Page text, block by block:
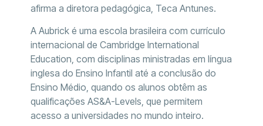
afirma a diretora pedagógica, Teca Antunes.
A Aubrick é uma escola brasileira com currículo
internacional de Cambridge International
Education, com disciplinas ministradas em língua
inglesa do Ensino Infantil até a conclusão do
Ensino Médio, quando os alunos obtêm as
qualificações AS&A-Levels, que permitem
acesso a universidades no mundo inteiro.